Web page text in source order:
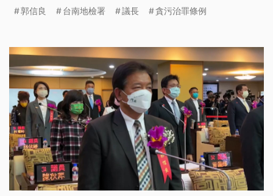
郭信良 台南地檢署 議長 貪污治罪條例